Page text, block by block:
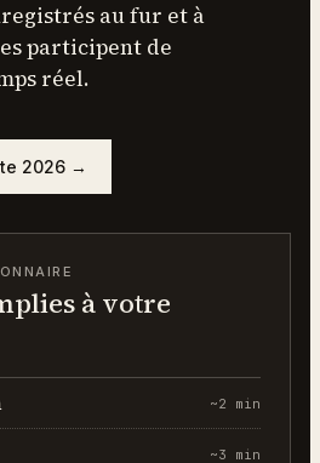
au fur et à
participent de
réel.
2026 →
à votre
~2 min
~3 min